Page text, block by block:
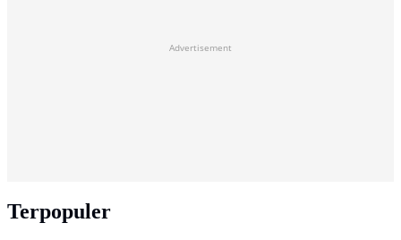
Advertisement
Terpopuler